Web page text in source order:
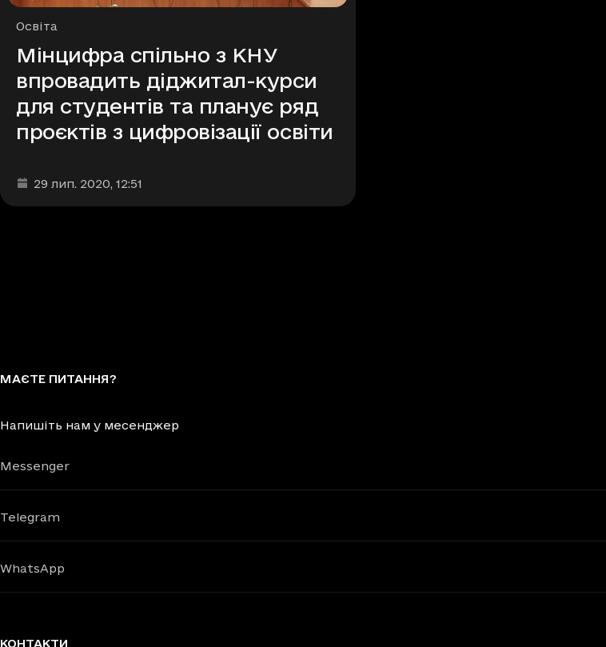
Рубрики
Освіта
Мінцифра спільно з КНУ
впровадить діджитал-курси
для студентів та планує ряд
проєктів з цифровізації освіти
Дата та час публікації
29 лип. 2020, 12:51
МАЄТЕ ПИТАННЯ?
Напишіть нам у месенджер
Messenger
Telegram
WhatsApp
КОНТАКТИ